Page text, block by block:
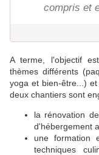
compris et
A terme, l'objectif
thèmes différents
yoga et bien-être...)
deux chantiers sont
la rénovation
d'hébergement
une formation
techniques